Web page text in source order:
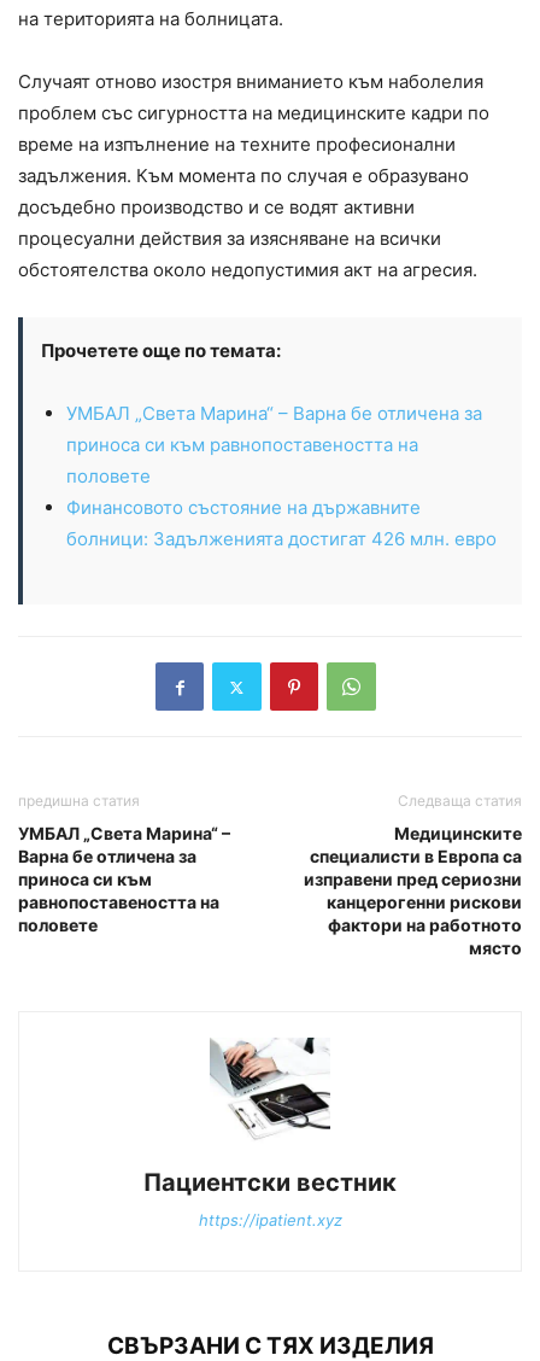
на територията на болницата.
Случаят отново изостря вниманието към наболелия
проблем със сигурността на медицинските кадри по
време на изпълнение на техните професионални
задължения. Към момента по случая е образувано
досъдебно производство и се водят активни
процесуални действия за изясняване на всички
обстоятелства около недопустимия акт на агресия.
Прочетете още по темата:
УМБАЛ „Света Марина“ – Варна бе отличена за
приноса си към равнопоставеността на
половете
Финансовото състояние на държавните
болници: Задълженията достигат 426 млн. евро
предишна статия
УМБАЛ „Света Марина“ –
Варна бе отличена за
приноса си към
равнопоставеността на
половете
Следваща статия
Медицинските
специалисти в Европа са
изправени пред сериозни
канцерогенни рискови
фактори на работното
място
Пациентски вестник
https://ipatient.xyz
СВЪРЗАНИ С ТЯХ ИЗДЕЛИЯ